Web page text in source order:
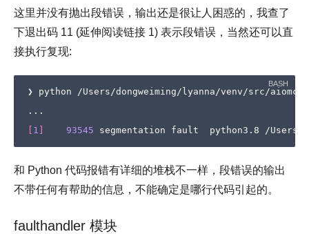
这里并没有抛出段错误，输出还是很让人困惑的，我查了
下退出码 11 (延伸阅读链接 1) 表示段错误，当然还可以直
接执行复现:
❯ python /Users/dongweiming/lyanna/venv/src/
1 93545
和 Python 代码报错有详细的堆栈不一样，段错误的输出
不带任何有帮助的信息，不能确定是哪行代码引起的。
faulthandler 模块